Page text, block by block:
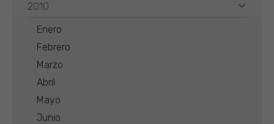
2010
Enero
Febrero
Marzo
Abril
Mayo
Junio